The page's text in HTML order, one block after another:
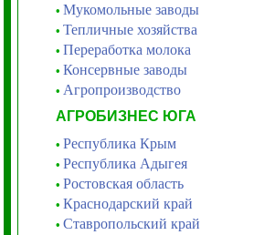
• Мукомольные заводы
• Тепличные хозяйства
• Переработка молока
• Консервные заводы
• Агропроизводство
АГРОБИЗНЕС ЮГА
• Республика Крым
• Республика Адыгея
• Ростовская область
• Краснодарский край
• Ставропольский край